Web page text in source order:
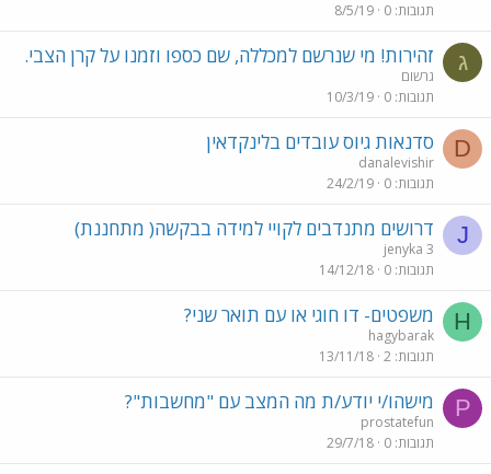
תגובות 0
8/5/19
ג זהירות! מי שנרשם למכללה, שם כספו וזמנו על קרן הצבי.
גרשום
תגובות 0
10/3/19
D סדנאות גיוס עובדים בלינקדאין
danalevishir
תגובות 0
24/2/19
J דרושים מתנדבים לקויי למידה בבקשה( מתחננת)
jenyka 3
תגובות 0
14/12/18
H משפטים- דו חוגי או עם תואר שני?
hagybarak
תגובות 2
13/11/18
P מישהו/י יודע/ת מה המצב עם "מחשבות"?
prostatefun
תגובות 0
29/7/18